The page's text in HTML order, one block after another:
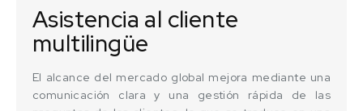
Asistencia al cliente
multilingüe
El alcance del mercado global mejora mediante una
comunicación clara y una gestión rápida de las